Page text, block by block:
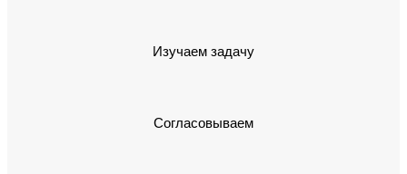
Изучаем задачу
Согласовываем